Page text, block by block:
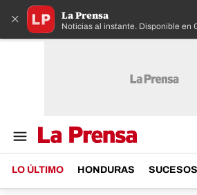
× La Prensa
Noticias al instante. Disponible en
LO ÚLTIMO HONDURAS SUCESOS